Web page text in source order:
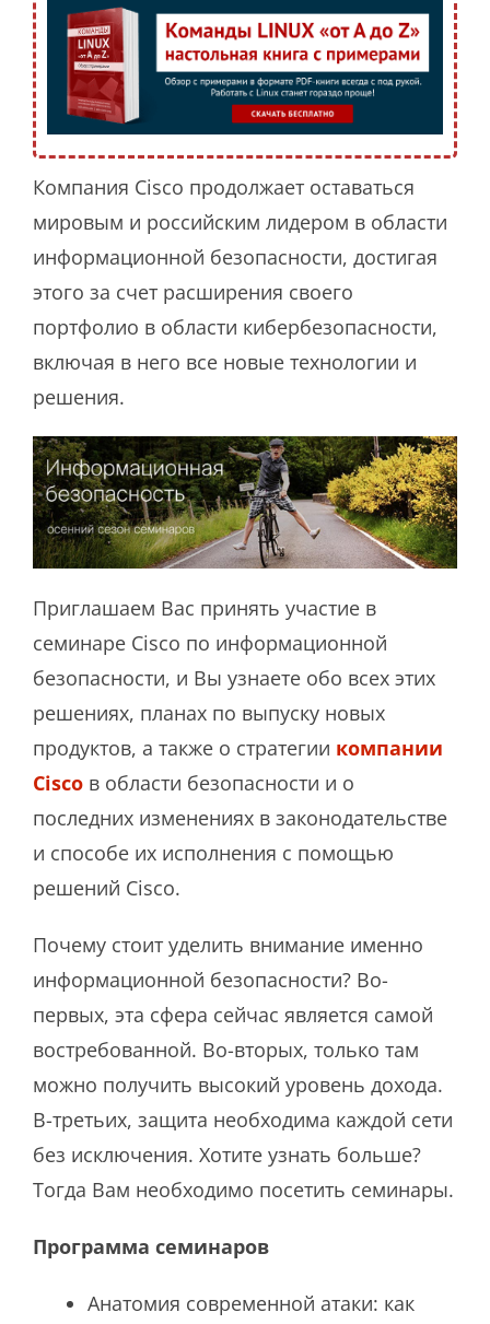
Компания Cisco продолжает оставаться
мировым и российским лидером в области
информационной безопасности, достигая
этого за счет расширения своего
портфолио в области кибербезопасности,
включая в него все новые технологии и
решения.
Приглашаем Вас принять участие в
семинаре Cisco по информационной
безопасности, и Вы узнаете обо всех этих
решениях, планах по выпуску новых
продуктов, а также о стратегии компании
Cisco в области безопасности и о
последних изменениях в законодательстве
и способе их исполнения с помощью
решений Cisco.
Почему стоит уделить внимание именно
информационной безопасности? Во-
первых, эта сфера сейчас является самой
востребованной. Во-вторых, только там
можно получить высокий уровень дохода.
В-третьих, защита необходима каждой сети
без исключения. Хотите узнать больше?
Тогда Вам необходимо посетить семинары.
Программа семинаров
Анатомия современной атаки: как